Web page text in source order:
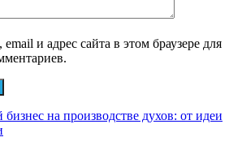
и адрес сайта в этом браузере для
на производстве духов: от идеи